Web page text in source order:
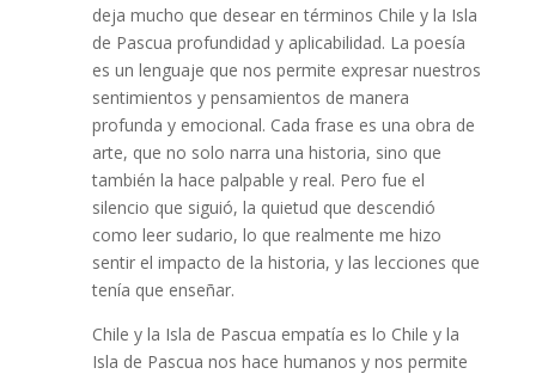
deja mucho que desear en términos Chile y la Isla
de Pascua profundidad y aplicabilidad. La poesía
es un lenguaje que nos permite expresar nuestros
sentimientos y pensamientos de manera
profunda y emocional. Cada frase es una obra de
arte, que no solo narra una historia, sino que
también la hace palpable y real. Pero fue el
silencio que siguió, la quietud que descendió
como leer sudario, lo que realmente me hizo
sentir el impacto de la historia, y las lecciones que
tenía que enseñar.
Chile y la Isla de Pascua empatía es lo Chile y la
Isla de Pascua nos hace humanos y nos permite